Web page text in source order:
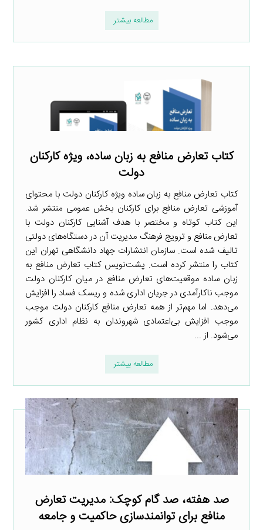
مطالعه بیشتر
کتاب تعارض منافع به زبان ساده، ویژه کارکنان
دولت
کتاب تعارض منافع به زبان ساده ویژه کارکنان دولت با محتوای
آموزشی تعارض منافع برای کارکنان بخش عمومی منتشر شد.
این کتاب کوتاه و مختصر با هدف آشنایی کارکنان دولت با
تعارض منافع و ترویج فرهنگ مدیریت آن در دستگاه‌های دولتی
تالیف شده است. سازمان انتشارات جهاد دانشگاهی تهران این
کتاب را منتشر کرده است. پشت‌نویس کتاب تعارض منافع به
زبان ساده موقعیت‌های تعارض منافع در میان کارکنان دولت
موجب ناکارآمدی در جریان اداری شده و ریسک فساد را افزایش
می‌دهد. اما مهم‌تر از همه تعارض منافع کارکنان دولت موجب
موجب افزایش بی‌اعتمادی شهروندان به نظام اداری کشور
می‌شود. از ...
مطالعه بیشتر
صد هفته، صد گام کوچک: مدیریت تعارض
منافع برای توانمندسازی حاکمیت و جامعه